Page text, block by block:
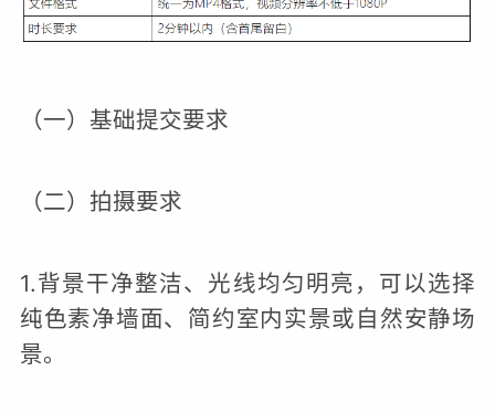
（一）基础提交要求
（二）拍摄要求
1.背景干净整洁、光线均匀明亮，可以选择
纯色素净墙面、简约室内实景或自然安静场
景。